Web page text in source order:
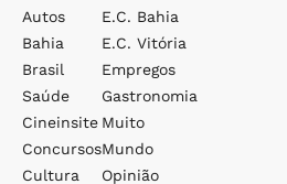
Autos
Bahia
Brasil
Saúde
Cineinsite
Concursos
Cultura
E.c. Bahia
E.c. Vitória
Empregos
Gastronomia
Muito
Mundo
Opinião